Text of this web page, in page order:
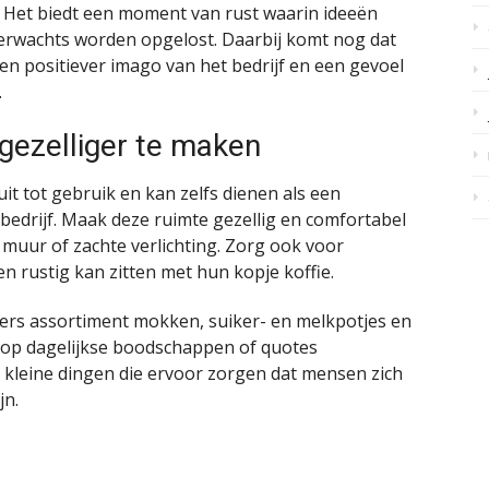
biedt een moment van rust waarin ideeën
worden opgelost. Daarbij komt nog dat
positiever imago van het bedrijf en een gevoel
te maken
tot gebruik en kan zelfs dienen als een
Maak deze ruimte gezellig en comfortabel
of zachte verlichting. Zorg ook voor
rustig kan zitten met hun kopje koffie.
assortiment mokken, suiker- en melkpotjes en
dagelijkse boodschappen of quotes
dingen die ervoor zorgen dat mensen zich